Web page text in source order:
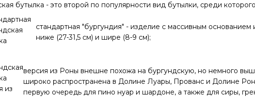
бутылка - это второй по популярности вид бутылки, среди
стандартная "бургундия" - изделие с массивным
ниже (27-31,5 см) и шире (8-9 см);
версия из Роны внешне похожа на бургундскую, но немного
широко распространена в Долине Луары, Прованс и Долине
первую очередь для пино нуар и шардоне, а также для сиры,